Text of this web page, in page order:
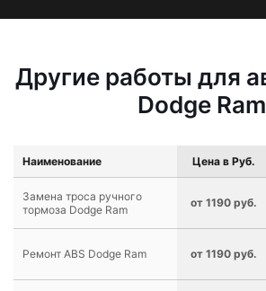
Другие работы для
Dodge Ram
Наименование Цена в Руб.
Замена троса ручного
тормоза Dodge Ram
от 1190 руб.
Ремонт ABS Dodge Ram от 1190 руб.